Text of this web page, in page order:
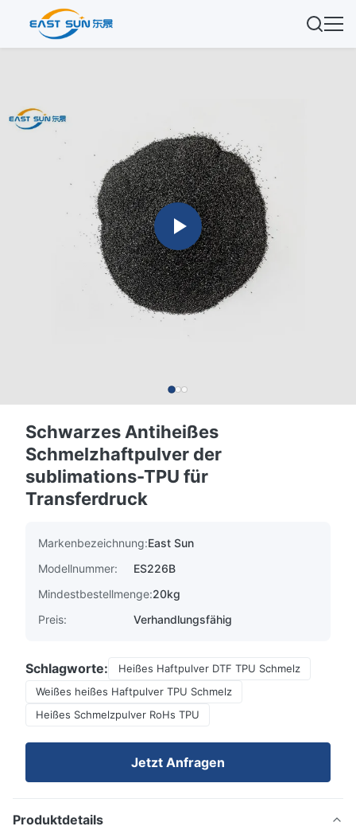
Schwarzes Antiheißes
Schmelzhaftpulver der
sublimations-TPU für
Transferdruck
Markenbezeichnung:East Sun
Modellnummer:
ES226B
Mindestbestellmenge:20kg
Preis:
Verhandlungsfähig
Schlagworte:
Heißes Haftpulver DTF TPU Schmelz
Weißes heißes Haftpulver TPU Schmelz
Heißes Schmelzpulver RoHs TPU
Jetzt Anfragen
Produktdetails